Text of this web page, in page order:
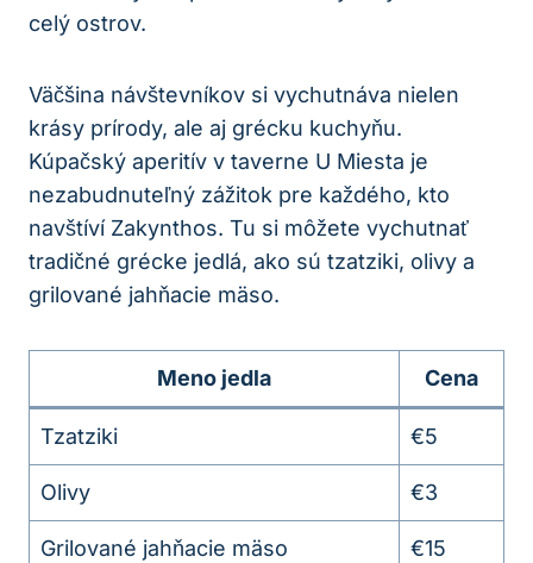
celý ostrov.
Väčšina návštevníkov si vychutnáva nielen
krásy prírody, ale aj grécku kuchyňu.
Kúpačský aperitív v taverne U Miesta je
nezabudnuteľný zážitok pre každého, kto
navštíví Zakynthos. Tu si môžete vychutnať
tradičné grécke jedlá, ako sú tzatziki, olivy a
grilované jahňacie mäso.
Meno jedla Cena
Tzatziki €5
Olivy €3
Grilované jahňacie mäso €15